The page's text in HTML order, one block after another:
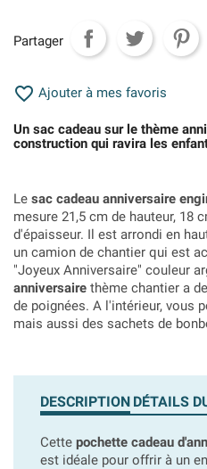
Partager
 Ajouter à mes favoris
Un sac cadeau sur le thème
construction qui ravira les
Le sac cadeau anniversaire
mesure 21,5 cm de hauteur, 18
d'épaisseur. Il est arrondi en
un camion de chantier qui est
"Joyeux Anniversaire" couleur
anniversaire thème chantier a
de poignées. A l'intérieur, vous
mais aussi des sachets de
DESCRIPTION DÉTAILS
Cette pochette cadeau
est idéale pour offrir à un